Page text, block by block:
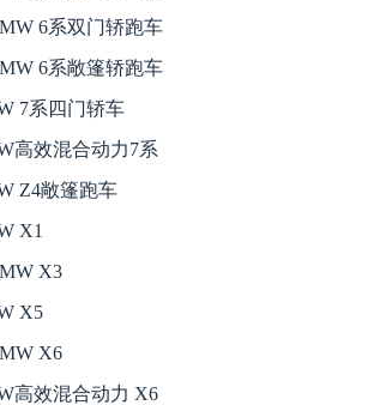
6系双门轿跑车
6系敞篷轿跑车
7系四门轿车
高效混合动力7系
Z4敞篷跑车
X1
X3
X5
X6
高效混合动力 X6